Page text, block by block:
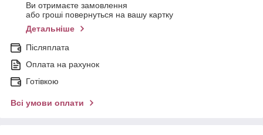
Ви отримаєте замовлення
або гроші повернуться на вашу картку
Детальніше
Післяплата
Оплата на рахунок
Готівкою
Всі умови оплати